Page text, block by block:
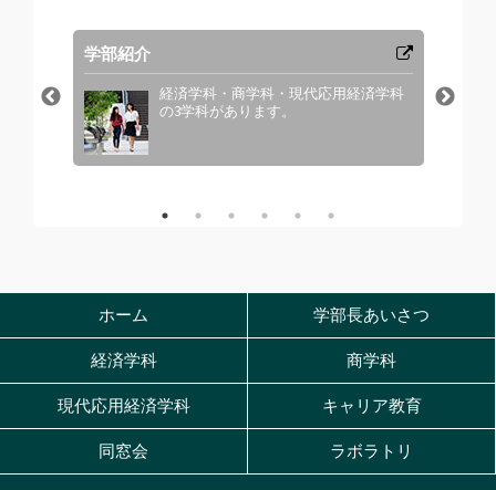
学部紹介
経済学科・商学科・現代応用経済学科
の3学科があります。
ホーム 学部長あいさつ
経済学科 商学科
現代応用経済学科 キャリア教育
同窓会 ラボラトリ